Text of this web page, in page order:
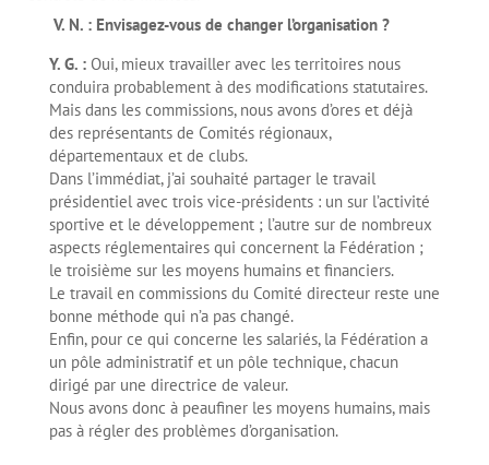
V. N. : Envisagez-vous de changer l’organisation ?
Y. G. :Oui, mieux travailler avec les territoires nous
conduira probablement à des modifications statutaires.
Mais dans les commissions, nous avons d’ores et déjà
des représentants de Comités régionaux,
départementaux et de clubs.
Dans l’immédiat, j’ai souhaité partager le travail
présidentiel avec trois vice-présidents : un sur l’activité
sportive et le développement ; l’autre sur de nombreux
aspects réglementaires qui concernent la Fédération ;
le troisième sur les moyens humains et financiers.
Le travail en commissions du Comité directeur reste une
bonne méthode qui n’a pas changé.
Enfin, pour ce qui concerne les salariés, la Fédération a
un pôle administratif et un pôle technique, chacun
dirigé par une directrice de valeur.
Nous avons donc à peaufiner les moyens humains, mais
pas à régler des problèmes d’organisation.